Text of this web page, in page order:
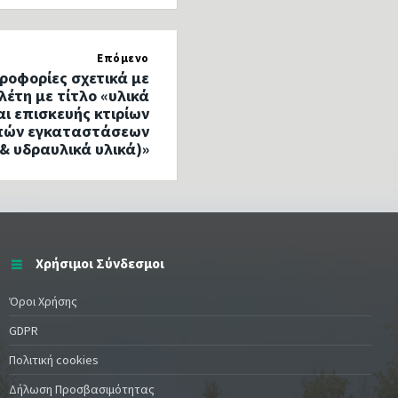
Επόμενο
σχετικά με
με τίτλο «υλικά
επισκευής κτιρίων
εγκαταστάσεων
υδραυλικά υλικά)»
Χρήσιμοι Σύνδεσμοι
Όροι Χρήσης
GDPR
Πολιτική cookies
Δήλωση Προσβασιμότητας